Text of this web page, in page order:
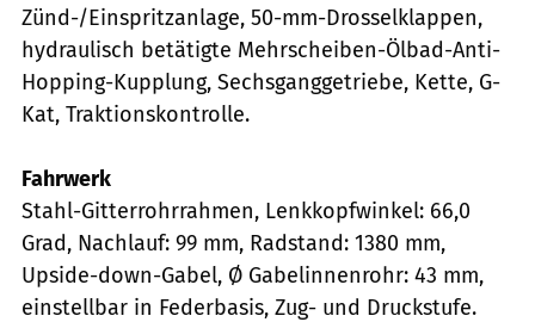
Zünd-/Einspritzanlage, 50-mm-Drosselklappen,
hydraulisch betätigte Mehrscheiben-Ölbad-Anti-
Hopping-Kupplung, Sechsganggetriebe, Kette, G-
Kat, Traktionskontrolle.
Fahrwerk
Stahl-Gitterrohrrahmen, Lenkkopf­winkel: 66,0
Grad, Nachlauf: 99 mm, Radstand: 1380 mm,
Upside-down-Gabel, Ø Gabelinnenrohr: 43 mm,
einstellbar in Federbasis, Zug- und Druckstufe.